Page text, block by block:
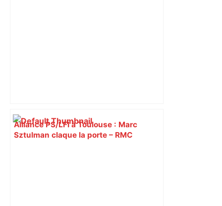
Alliance PS/LFI à Toulouse : Marc
Sztulman claque la porte – RMC